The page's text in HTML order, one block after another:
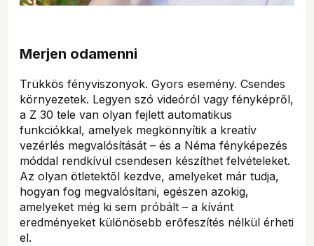
Merjen odamenni
Trükkös fényviszonyok. Gyors esemény. Csendes
környezetek. Legyen szó videóról vagy fényképről,
a Z 30 tele van olyan fejlett automatikus
funkciókkal, amelyek megkönnyítik a kreatív
vezérlés megvalósítását – és a Néma fényképezés
móddal rendkívül csendesen készíthet felvételeket.
Az olyan ötletektől kezdve, amelyeket már tudja,
hogyan fog megvalósítani, egészen azokig,
amelyeket még ki sem próbált – a kívánt
eredményeket különösebb erőfeszítés nélkül érheti
el.